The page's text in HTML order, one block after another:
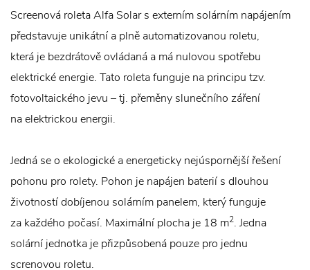
Screenová roleta Alfa Solar s externím solárním napájením
představuje unikátní a plně automatizovanou roletu,
která je bezdrátově ovládaná a má nulovou spotřebu
elektrické energie. Tato roleta funguje na principu tzv.
fotovoltaického jevu – tj. přeměny slunečního záření
na elektrickou energii.
Jedná se o ekologické a energeticky nejúspornější řešení
pohonu pro rolety. Pohon je napájen baterií s dlouhou
životností dobíjenou solárním panelem, který funguje
za každého počasí. Maximální plocha je 18 m2. Jedna
solární jednotka je přizpůsobená pouze pro jednu
screnovou roletu.